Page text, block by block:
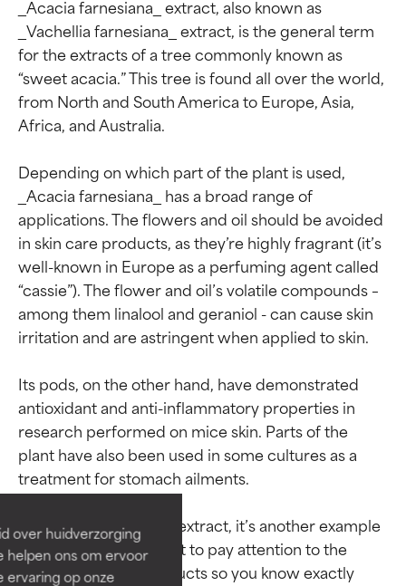
over huidverzorging
helpen ons om ervoor
ervaring op onze
_Acacia farnesiana_ extract, also known as
_Vachellia farnesiana_ extract, is the general term
for the extracts of a tree commonly known as
“sweet acacia.” This tree is found all over the world,
from North and South America to Europe, Asia,
Africa, and Australia.
Depending on which part of the plant is used,
_Acacia farnesiana_ has a broad range of
applications. The flowers and oil should be avoided
in skin care products, as they’re highly fragrant (it’s
well-known in Europe as a perfuming agent called
“cassie”). The flower and oil’s volatile compounds –
among them linalool and geraniol - can cause skin
irritation and are astringent when applied to skin.
Its pods, on the other hand, have demonstrated
antioxidant and anti-inflammatory properties in
research performed on mice skin. Parts of the
plant have also been used in some cultures as a
treatment for stomach ailments.
When it comes to this extract, it’s another example
of why it’s so important to pay attention to the
label of skin care products so you know exactly
Beoordelingen van
ingrediënten
Bewezen en ondersteund door
onafhankelijk onderzoek.
Uitstekend actief ingrediënt
Beoordelingen van
ingrediënten
Bewezen en ondersteund door
onafhankelijk onderzoek.
Uitstekend actief ingrediënt